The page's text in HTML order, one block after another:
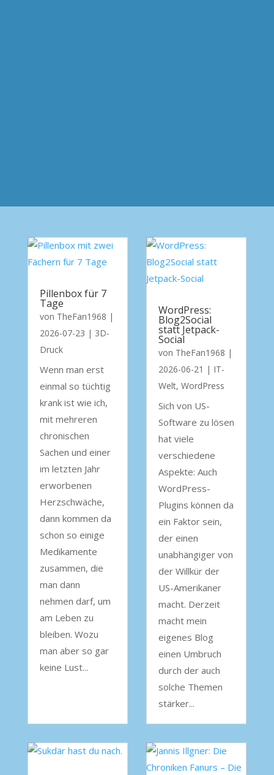
Pillenbox für 7
Tage
von TheFan1968 |
2026-07-23 | 3D-
Druck
Wenn man erst
einmal so tüchtig
krank ist wie ich,
mit mehreren
chronischen
Sachen und einer
im letzten Jahr
erworbenen
Herzschwäche,
dann kommen da
schon so einige
Medikamente
zusammen, die
man dann
nehmen darf, um
am Leben zu
bleiben. Wozu
man aber so gar
keine Lust...
WordPress:
Blog2Social
statt Jetpack-
Social
von TheFan1968 |
2026-06-21 | IT-
Welt, WordPress
Sich von US-
Software zu lösen
hat viele
verschiedene
Aspekte: Auch
WordPress-
Plugins können da
ein Faktor sein,
der einen
unabhängiger von
der Willkür der
US-Amerikaner
macht. Derzeit
macht mein
eigenes Blog
einen Umbruch
durch der auch
solche Themen
stärker...